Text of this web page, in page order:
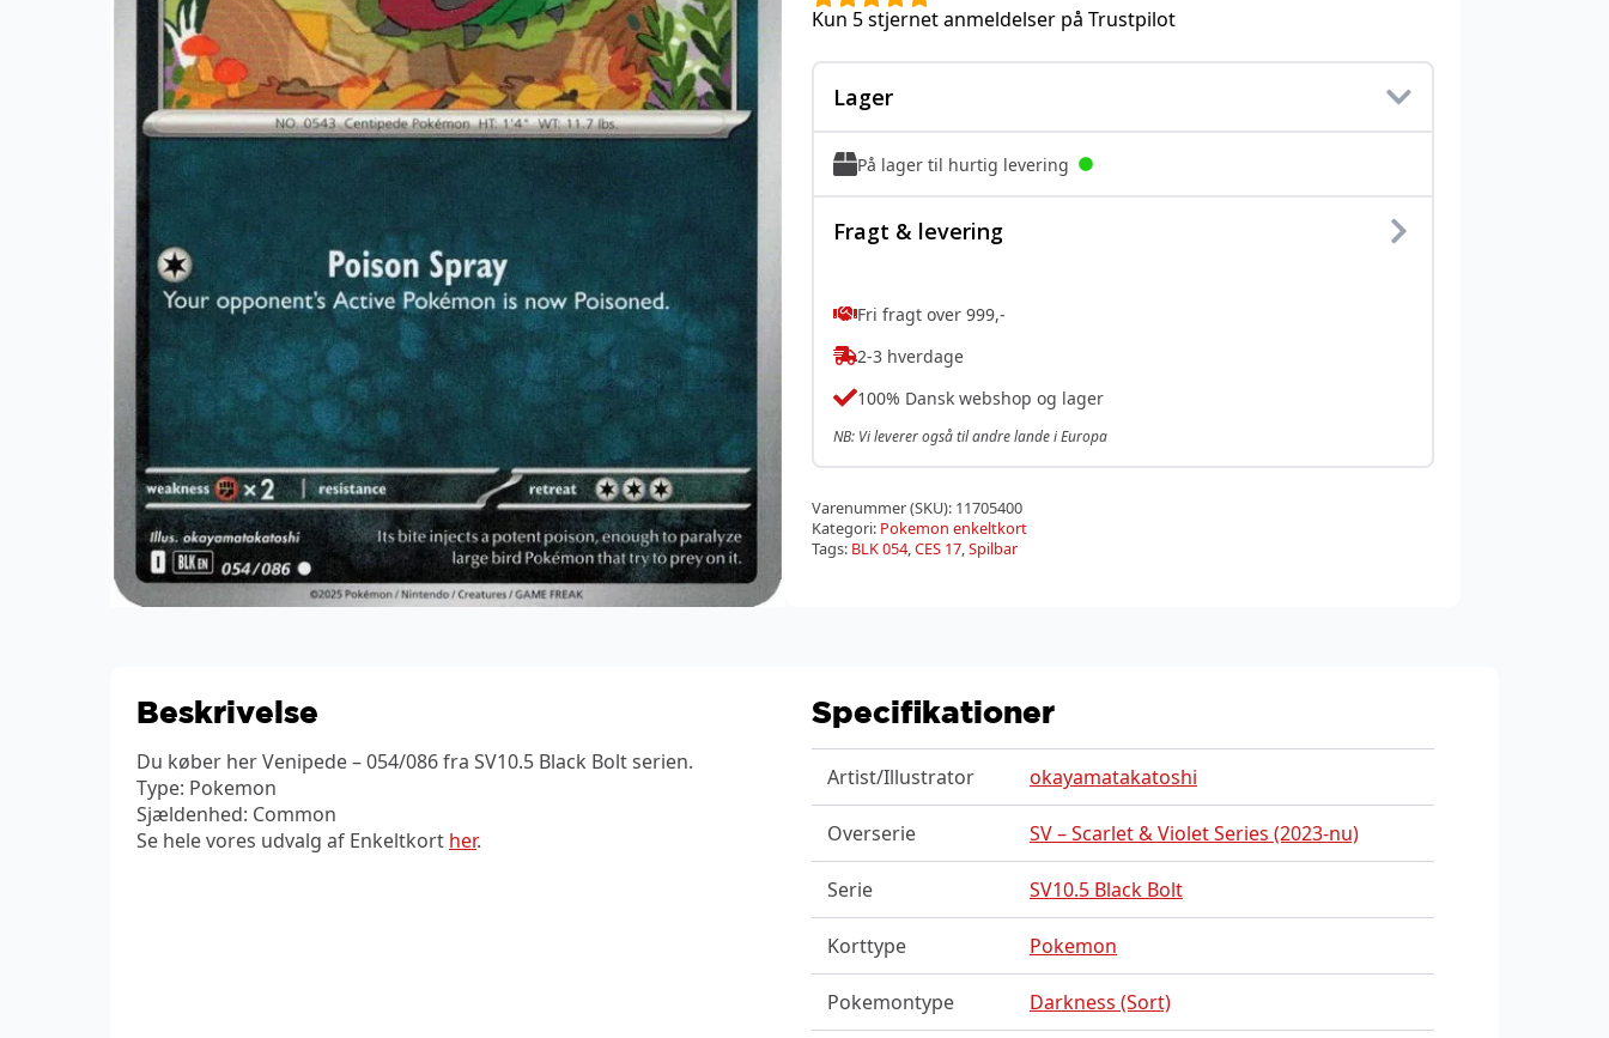
Kun 5 stjernet anmeldelser på Trustpilot
Lager
På lager til hurtig levering
Fragt & levering
Fri fragt over 999,-
2-3 hverdage
100% Dansk webshop og lager
NB: Vi leverer også til andre lande i Europa
Varenummer (SKU): 11705400
Kategori: Pokemon enkeltkort
Tags: BLK 054,CES 17,Spilbar
Beskrivelse
Du køber her Venipede – 054/086 fra SV10.5 Black Bolt serien.
Type: Pokemon
Sjældenhed: Common
Se hele vores udvalg af Enkeltkort her.
Specifikationer
Artist/Illustrator okayamatakatoshi
Overserie SV – Scarlet & Violet Series (2023-nu)
Serie SV10.5 Black Bolt
Korttype Pokemon
Pokemontype Darkness (Sort)